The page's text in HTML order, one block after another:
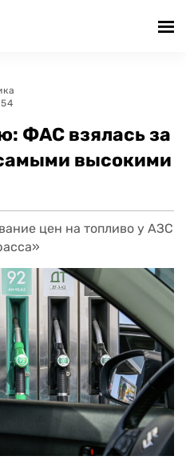
ФАС взялась за
высокими
цен на топливо у АЗС